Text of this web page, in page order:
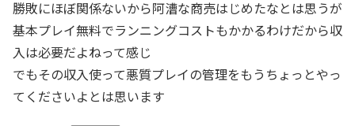
勝敗にほぼ関係ないから阿漕な商売はじめたなとは思うが
基本プレイ無料でランニングコストもかかるわけだから収
入は必要だよねって感じ
でもその収入使って悪質プレイの管理をもうちょっとやっ
てくださいよとは思います